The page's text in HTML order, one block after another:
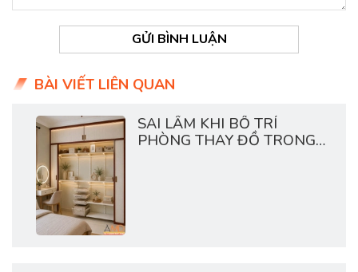
GỬI BÌNH LUẬN
BÀI VIẾT LIÊN QUAN
SAI LẦM KHI BỐ TRÍ
PHÒNG THAY ĐỒ TRONG